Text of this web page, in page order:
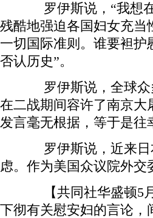
罗伊斯说，“我想在
残酷地强迫各国妇女充
一切国际准则。谁要袒
否认历史”。
罗伊斯说，全球众
在二战期间容许了南京
发言毫无根据，等于是
罗伊斯说，近来日
虑。作为美国众议院外
【共同社华盛顿5月
下彻有关慰安妇的言论